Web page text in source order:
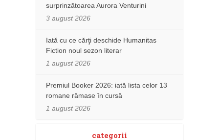
surprinzătoarea Aurora Venturini
3 august 2026
Iată cu ce cărţi deschide Humanitas
Fiction noul sezon literar
1 august 2026
Premiul Booker 2026: iată lista celor 13
romane rămase în cursă
1 august 2026
categorii